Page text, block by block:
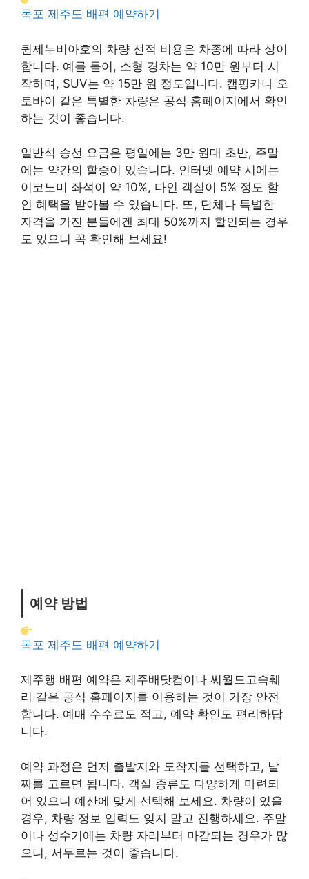
목포 제주도 배편 예약하기
퀸제누비아호의 차량 선적 비용은 차종에 따라 상이
합니다. 예를 들어, 소형 경차는 약 10만 원부터 시
작하며, SUV는 약 15만 원 정도입니다. 캠핑카나 오
토바이 같은 특별한 차량은 공식 홈페이지에서 확인
하는 것이 좋습니다.
일반석 승선 요금은 평일에는 3만 원대 초반, 주말
에는 약간의 할증이 있습니다. 인터넷 예약 시에는
이코노미 좌석이 약 10%, 다인 객실이 5% 정도 할
인 혜택을 받아볼 수 있습니다. 또, 단체나 특별한
자격을 가진 분들에겐 최대 50%까지 할인되는 경우
도 있으니 꼭 확인해 보세요!
예약 방법
목포 제주도 배편 예약하기
제주행 배편 예약은 제주배닷컴이나 씨월드고속훼
리 같은 공식 홈페이지를 이용하는 것이 가장 안전
합니다. 예매 수수료도 적고, 예약 확인도 편리하답
니다.
예약 과정은 먼저 출발지와 도착지를 선택하고, 날
짜를 고르면 됩니다. 객실 종류도 다양하게 마련되
어 있으니 예산에 맞게 선택해 보세요. 차량이 있을
경우, 차량 정보 입력도 잊지 말고 진행하세요. 주말
이나 성수기에는 차량 자리부터 마감되는 경우가 많
으니, 서두르는 것이 좋습니다.